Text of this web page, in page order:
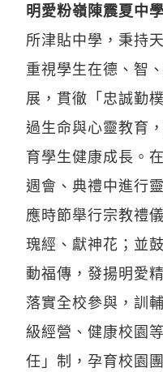
明愛粉嶺陳震夏中學
所津貼中學，秉持
重視學生在德、智
展，貫徹「忠誠勤
過生命與心靈教育
育學生健康成長。
週會、典禮中進行
應時節舉行宗教禮
瑰經、獻神花；並
動福傳，發揚明愛
落實全校參與，訓
級經營、健康校園
任」制，孕育校園